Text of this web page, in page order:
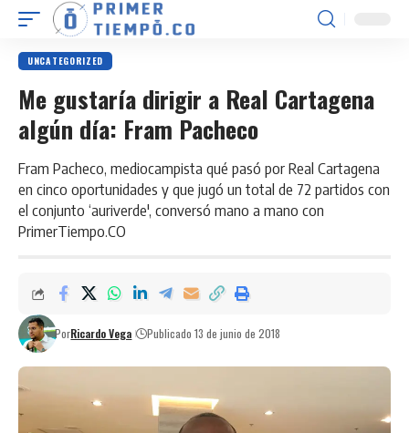
UNCATEGORIZED
Me gustaría dirigir a Real Cartagena
algún día: Fram Pacheco
Fram Pacheco, mediocampista qué pasó por Real Cartagena
en cinco oportunidades y que jugó un total de 72 partidos con
el conjunto ‘auriverde', conversó mano a mano con
PrimerTiempo.CO
PorRicardo Vega Publicado 13 de junio de 2018